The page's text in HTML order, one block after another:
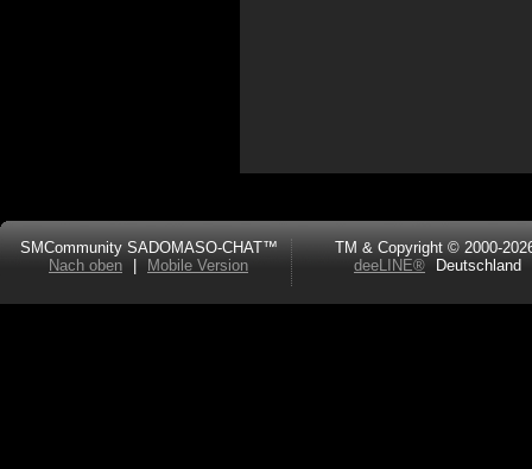
SMCommunity SADOMASO-CHAT™
Nach oben
Mobile Version
TM & Copyright © 2000-
deeLINE®
Deutschland